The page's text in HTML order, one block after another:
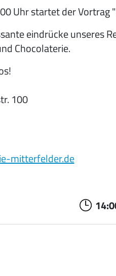
Uhr startet der Vortrag
eindrücke unseres
Chocolaterie.
100
mitterfelder.de